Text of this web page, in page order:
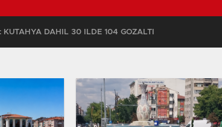
DAHİL 30 İLDE 104 GÖZALTI